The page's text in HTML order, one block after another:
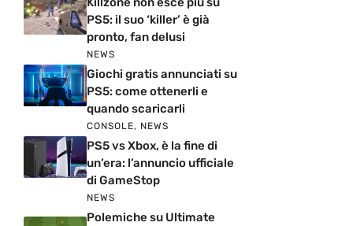
PS5: il suo ‘killer’ è già
pronto, fan delusi
NEWS
Giochi gratis annunciati su
PS5: come ottenerli e
quando scaricarli
CONSOLE, NEWS
PS5 vs Xbox, è la fine di
un’era: l’annuncio ufficiale
di GameStop
NEWS
Polemiche su Ultimate